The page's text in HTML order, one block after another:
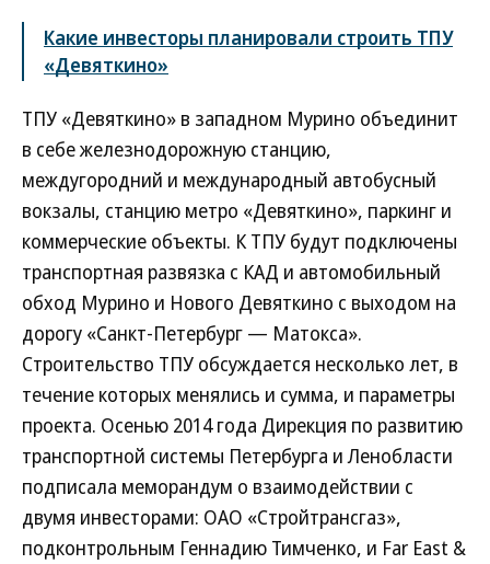
Какие инвесторы планировали строить ТПУ
«Девяткино»
ТПУ «Девяткино» в западном Мурино объединит
в себе железнодорожную станцию,
междугородний и международный автобусный
вокзалы, станцию метро «Девяткино», паркинг и
коммерческие объекты. К ТПУ будут подключены
транспортная развязка с КАД и автомобильный
обход Мурино и Нового Девяткино с выходом на
дорогу «Санкт-Петербург — Матокса».
Строительство ТПУ обсуждается несколько лет, в
течение которых менялись и сумма, и параметры
проекта. Осенью 2014 года Дирекция по развитию
транспортной системы Петербурга и Ленобласти
подписала меморандум о взаимодействии с
двумя инвесторами: ОАО «Стройтрансгаз»,
подконтрольным Геннадию Тимченко, и Far East &